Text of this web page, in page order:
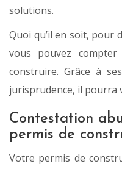
solutions.
Quoi qu’il en soit, pour
vous pouvez
construire. Grâce à
jurisprudence, il pourra
Contestation
permis de
Votre permis de